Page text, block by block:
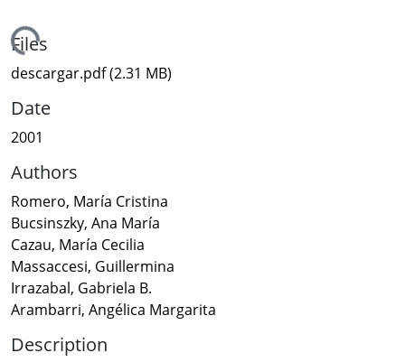
Files
descargar.pdf(2.31 MB)
Date
2001
Authors
Romero, María Cristina
Bucsinszky, Ana María
Cazau, María Cecilia
Massaccesi, Guillermina
Irrazabal, Gabriela B.
Arambarri, Angélica Margarita
Description